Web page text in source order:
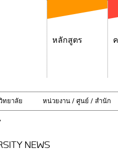
หลักสูตร
ทยาลัย หน่วยงาน / ศูนย์ / สำนัก
NEWS